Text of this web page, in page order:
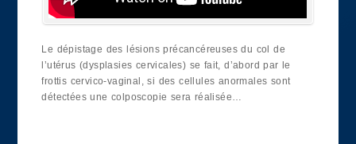
Le dépistage des lésions précancéreuses du col de
l’utérus (dysplasies cervicales) se fait, d’abord par le
frottis cervico-vaginal, si des cellules anormales sont
détectées une colposcopie sera réalisée…